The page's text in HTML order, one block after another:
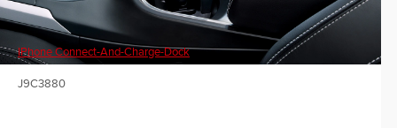
IPhone Connect-And-Charge-Dock
J9C3880